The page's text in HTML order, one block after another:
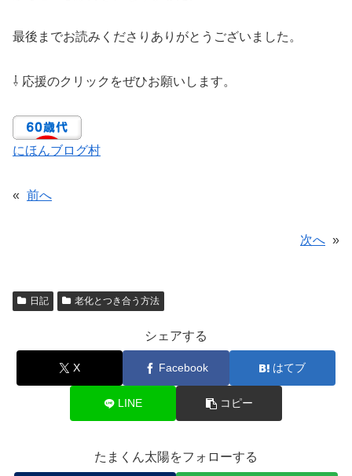
最後までお読みくださりありがとうございました。
⇩ 応援のクリックをぜひお願いします。
にほんブログ村
« 前へ
次へ »
日記 老化とつき合う方法
シェアする
X Facebook はてブ
LINE コピー
たまくん太陽をフォローする